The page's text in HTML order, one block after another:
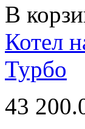
В
Котел
Турбо
43